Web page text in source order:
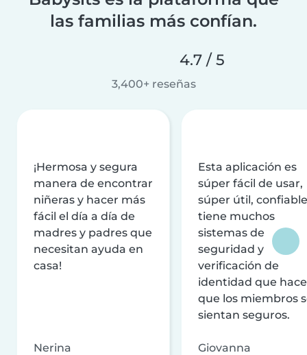
las familias más confían.
4.7 / 5
3,400+ reseñas
¡Hermosa y segura
manera de encontrar
niñeras y hacer más
fácil el día a día de
madres y padres que
necesitan ayuda en
casa!
Nerina
Esta aplicación es
súper fácil de usar,
súper útil,
tiene muchos
sistemas de
seguridad y
verificación de
identidad que
que los miembros
sientan seguros.
Giovanna